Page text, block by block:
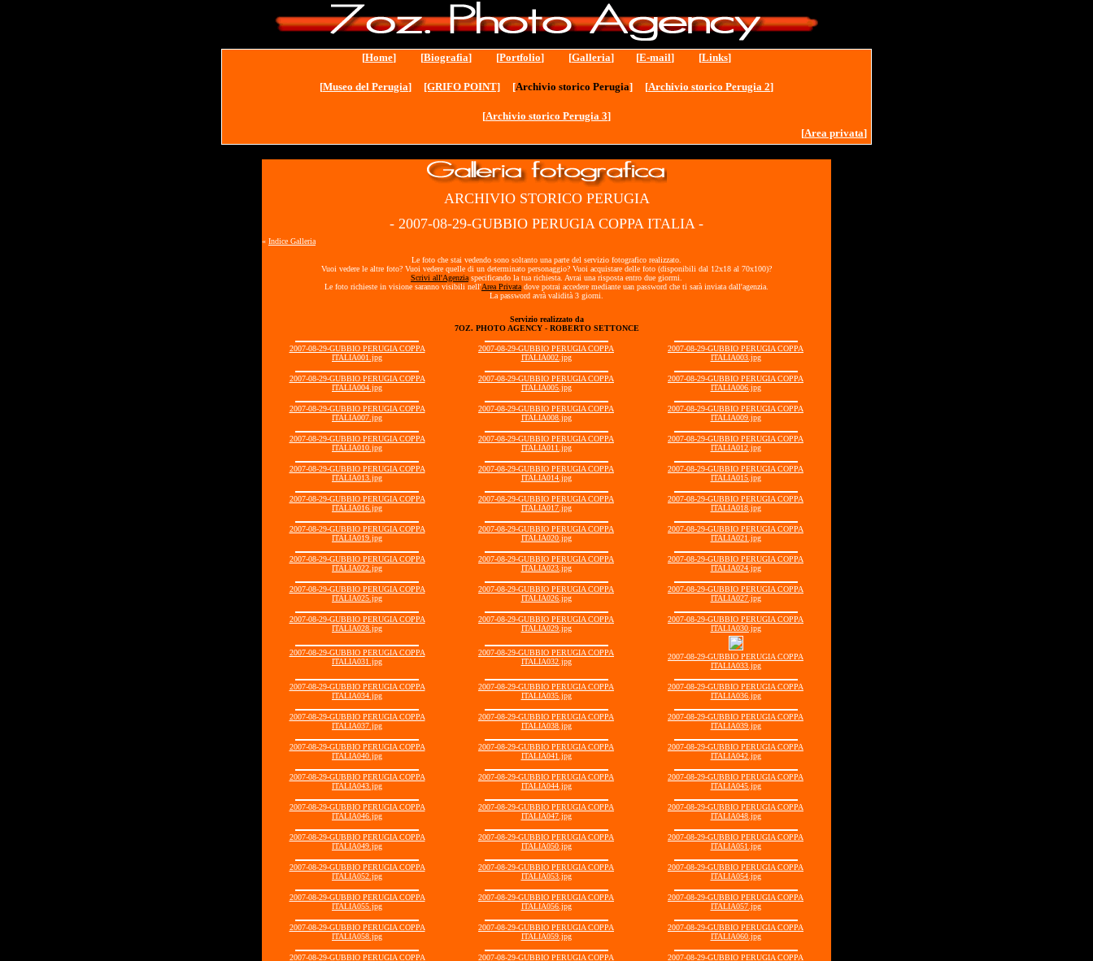
[Home] [Biografia] [Portfolio] [Galleria] [E-mail] [Links]
[Museo del Perugia] [GRIFO POINT] [Archivio storico Perugia] [Archivio storico Perugia 2]
[Archivio storico Perugia 3]
[Area privata]
ARCHIVIO STORICO PERUGIA
- 2007-08-29-GUBBIO PERUGIA COPPA ITALIA -
« Indice Galleria
Le foto che stai vedendo sono soltanto una parte del servizio fotografico realizzato.
Vuoi vedere le altre foto? Vuoi vedere quelle di un determinato personaggio? Vuoi acquistare delle foto (disponibili dal 12x18 al 70x100)?
Scrivi all'Agenzia specificando la tua richiesta. Avrai una risposta entro due giorrni.
Le foto richieste in visione saranno visibili nell'Area Privata dove potrai accedere mediante uan password che ti sarà inviata dall'agenzia.
La password avrà validità 3 giorni.
Servizio realizzato da
7OZ. PHOTO AGENCY - ROBERTO SETTONCE
2007-08-29-GUBBIO PERUGIA COPPA
ITALIA001.jpg
2007-08-29-GUBBIO PERUGIA COPPA
ITALIA002.jpg
2007-08-29-GUBBIO PERUGIA COPPA
ITALIA003.jpg
2007-08-29-GUBBIO PERUGIA COPPA
ITALIA004.jpg
2007-08-29-GUBBIO PERUGIA COPPA
ITALIA005.jpg
2007-08-29-GUBBIO PERUGIA COPPA
ITALIA006.jpg
2007-08-29-GUBBIO PERUGIA COPPA
ITALIA007.jpg
2007-08-29-GUBBIO PERUGIA COPPA
ITALIA008.jpg
2007-08-29-GUBBIO PERUGIA COPPA
ITALIA009.jpg
2007-08-29-GUBBIO PERUGIA COPPA
ITALIA010.jpg
2007-08-29-GUBBIO PERUGIA COPPA
ITALIA011.jpg
2007-08-29-GUBBIO PERUGIA COPPA
ITALIA012.jpg
2007-08-29-GUBBIO PERUGIA COPPA
ITALIA013.jpg
2007-08-29-GUBBIO PERUGIA COPPA
ITALIA014.jpg
2007-08-29-GUBBIO PERUGIA COPPA
ITALIA015.jpg
2007-08-29-GUBBIO PERUGIA COPPA
ITALIA016.jpg
2007-08-29-GUBBIO PERUGIA COPPA
ITALIA017.jpg
2007-08-29-GUBBIO PERUGIA COPPA
ITALIA018.jpg
2007-08-29-GUBBIO PERUGIA COPPA
ITALIA019.jpg
2007-08-29-GUBBIO PERUGIA COPPA
ITALIA020.jpg
2007-08-29-GUBBIO PERUGIA COPPA
ITALIA021.jpg
2007-08-29-GUBBIO PERUGIA COPPA
ITALIA022.jpg
2007-08-29-GUBBIO PERUGIA COPPA
ITALIA023.jpg
2007-08-29-GUBBIO PERUGIA COPPA
ITALIA024.jpg
2007-08-29-GUBBIO PERUGIA COPPA
ITALIA025.jpg
2007-08-29-GUBBIO PERUGIA COPPA
ITALIA026.jpg
2007-08-29-GUBBIO PERUGIA COPPA
ITALIA027.jpg
2007-08-29-GUBBIO PERUGIA COPPA
ITALIA028.jpg
2007-08-29-GUBBIO PERUGIA COPPA
ITALIA029.jpg
2007-08-29-GUBBIO PERUGIA COPPA
ITALIA030.jpg
2007-08-29-GUBBIO PERUGIA COPPA
ITALIA031.jpg
2007-08-29-GUBBIO PERUGIA COPPA
ITALIA032.jpg
2007-08-29-GUBBIO PERUGIA COPPA
ITALIA033.jpg
2007-08-29-GUBBIO PERUGIA COPPA
ITALIA034.jpg
2007-08-29-GUBBIO PERUGIA COPPA
ITALIA035.jpg
2007-08-29-GUBBIO PERUGIA COPPA
ITALIA036.jpg
2007-08-29-GUBBIO PERUGIA COPPA
ITALIA037.jpg
2007-08-29-GUBBIO PERUGIA COPPA
ITALIA038.jpg
2007-08-29-GUBBIO PERUGIA COPPA
ITALIA039.jpg
2007-08-29-GUBBIO PERUGIA COPPA
ITALIA040.jpg
2007-08-29-GUBBIO PERUGIA COPPA
ITALIA041.jpg
2007-08-29-GUBBIO PERUGIA COPPA
ITALIA042.jpg
2007-08-29-GUBBIO PERUGIA COPPA
ITALIA043.jpg
2007-08-29-GUBBIO PERUGIA COPPA
ITALIA044.jpg
2007-08-29-GUBBIO PERUGIA COPPA
ITALIA045.jpg
2007-08-29-GUBBIO PERUGIA COPPA
ITALIA046.jpg
2007-08-29-GUBBIO PERUGIA COPPA
ITALIA047.jpg
2007-08-29-GUBBIO PERUGIA COPPA
ITALIA048.jpg
2007-08-29-GUBBIO PERUGIA COPPA
ITALIA049.jpg
2007-08-29-GUBBIO PERUGIA COPPA
ITALIA050.jpg
2007-08-29-GUBBIO PERUGIA COPPA
ITALIA051.jpg
2007-08-29-GUBBIO PERUGIA COPPA
ITALIA052.jpg
2007-08-29-GUBBIO PERUGIA COPPA
ITALIA053.jpg
2007-08-29-GUBBIO PERUGIA COPPA
ITALIA054.jpg
2007-08-29-GUBBIO PERUGIA COPPA
ITALIA055.jpg
2007-08-29-GUBBIO PERUGIA COPPA
ITALIA056.jpg
2007-08-29-GUBBIO PERUGIA COPPA
ITALIA057.jpg
2007-08-29-GUBBIO PERUGIA COPPA
ITALIA058.jpg
2007-08-29-GUBBIO PERUGIA COPPA
ITALIA059.jpg
2007-08-29-GUBBIO PERUGIA COPPA
ITALIA060.jpg
2007-08-29-GUBBIO PERUGIA COPPA
2007-08-29-GUBBIO PERUGIA COPPA
2007-08-29-GUBBIO PERUGIA COPPA